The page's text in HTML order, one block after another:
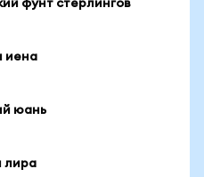
фунт стерлингов
иена
юань
лира